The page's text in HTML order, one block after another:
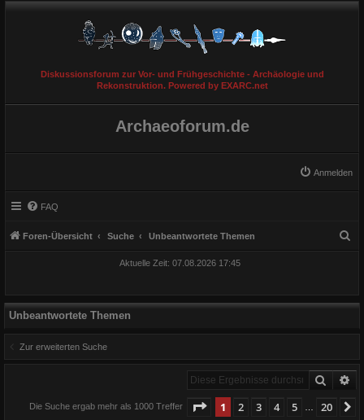
Diskussionsforum zur Vor- und Frühgeschichte - Archäologie und
Rekonstruktion. Powered by EXARC.net
Archaeoforum.de
Anmelden
FAQ
Foren-Übersicht Suche Unbeantwortete Themen
Aktuelle Zeit: 07.08.2026 17:45
Unbeantwortete Themen
Zur erweiterten Suche
Suche
Die Suche ergab mehr als 1000 Treffer Seite 1von 20
1 2 3 4 5 20